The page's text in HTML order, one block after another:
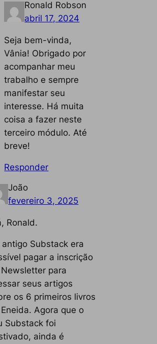
Ronald Robson
abril 17, 2024
Seja bem-vinda,
Vânia! Obrigado por
acompanhar meu
trabalho e sempre
manifestar seu
interesse. Há muita
coisa a fazer neste
terceiro módulo. Até
breve!
Responder
João
fevereiro 3, 2025
Ronald.
antigo Substack era
pagar a inscrição
para
seus artigos
os 6 primeiros livros
Agora que o
Substack foi
ainda é